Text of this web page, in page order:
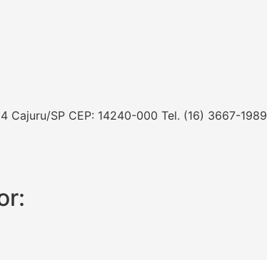
Cajuru/SP CEP: 14240-000 Tel. (16) 3667-1989